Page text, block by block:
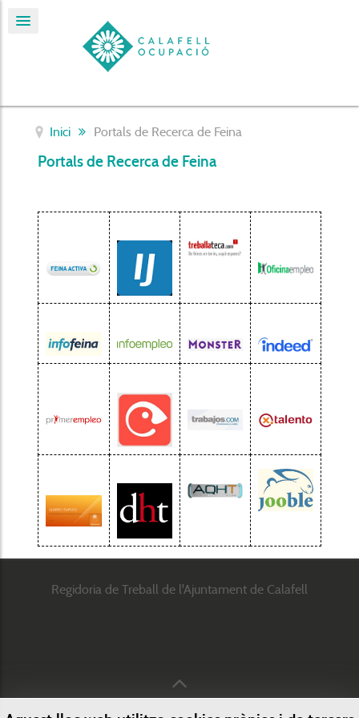
Inici Portals de Recerca de Feina
Portals de Recerca de Feina
Regidoria de Treball de l'Ajuntament de Calafell